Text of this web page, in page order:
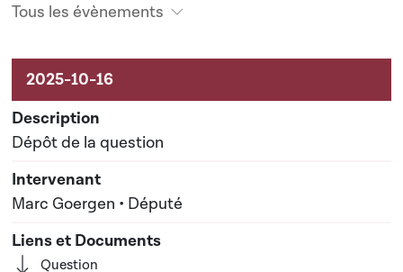
Tous les évènements
Activités sur le dossier
Dépôt de la question
Marc Goergen • Député
Question